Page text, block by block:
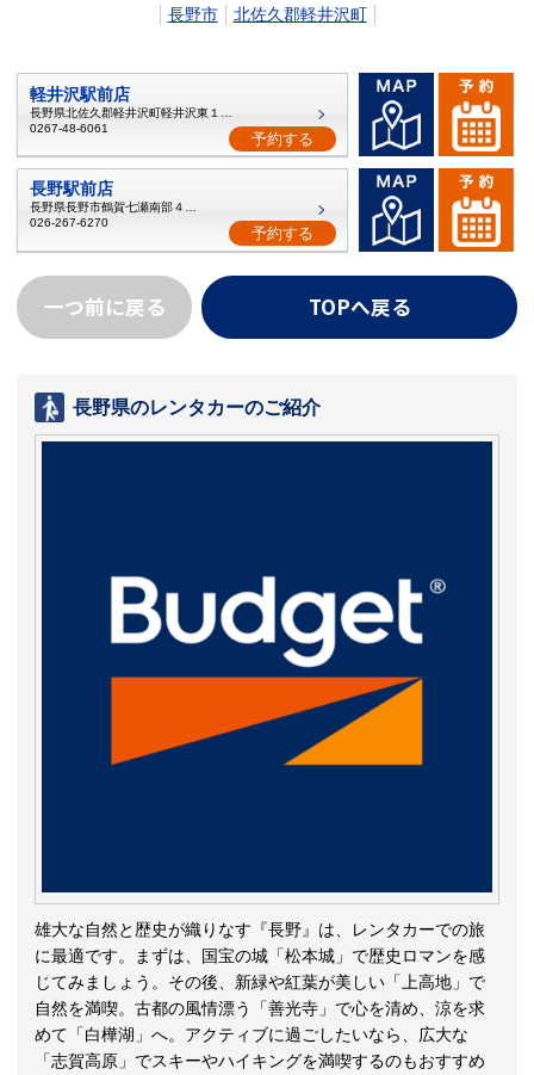
長野市 北佐久郡軽井沢町
軽井沢駅前店
0267-48-6061
予約する
長野駅前店
長野県長野市鶴賀七瀬南部４３６
026-267-6270
予約する
一つ前に戻る TOPへ戻る
長野県のレンタカーのご紹介
雄大な自然と歴史が織りなす『長野』は、レンタカーでの旅
に最適です。まずは、国宝の城「松本城」で歴史ロマンを感
じてみましょう。その後、新緑や紅葉が美しい「上高地」で
自然を満喫。古都の風情漂う「善光寺」で心を清め、涼を求
めて「白樺湖」へ。アクティブに過ごしたいなら、広大な
「志賀高原」でスキーやハイキングを満喫するのもおすすめ